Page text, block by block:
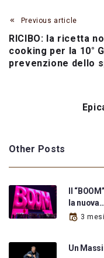
Previous article
RICIBO: la ricetta
cooking per la 10°
prevenzione dello
Other Posts
Il
la nuova…
3
Un